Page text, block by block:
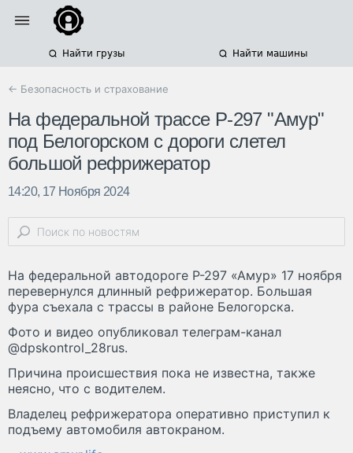
Найти грузы Найти машины
← Безопасность и страхование
На федеральной трассе Р-297 "Амур"
под Белогорском с дороги слетел
большой рефрижератор
14:20, 17 Ноября 2024
На федеральной автодороге Р-297 «Амур» 17 ноября
перевернулся длинный рефрижератор. Большая
фура съехала с трассы в районе Белогорска.
Фото и видео опубликовал телеграм-канал
@dpskontrol_28rus.
Причина происшествия пока не известна, также
неясно, что с водителем.
Владелец рефрижератора оперативно приступил к
подъему автомобиля автокраном.